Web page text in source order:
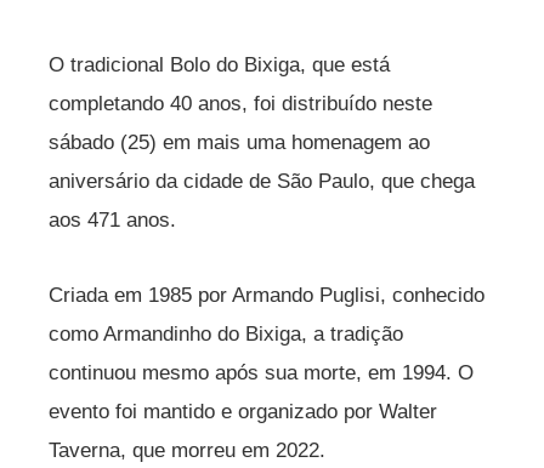
O tradicional Bolo do Bixiga, que está
completando 40 anos, foi distribuído neste
sábado (25) em mais uma homenagem ao
aniversário da cidade de São Paulo, que chega
aos 471 anos.
Criada em 1985 por Armando Puglisi, conhecido
como Armandinho do Bixiga, a tradição
continuou mesmo após sua morte, em 1994. O
evento foi mantido e organizado por Walter
Taverna, que morreu em 2022.